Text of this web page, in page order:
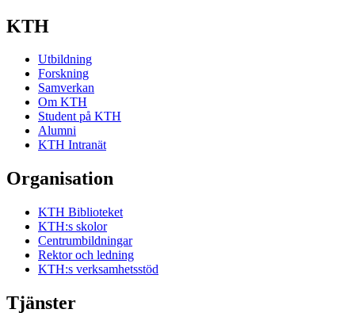
KTH
Utbildning
Forskning
Samverkan
Om KTH
Student på KTH
Alumni
KTH Intranät
Organisation
KTH Biblioteket
KTH:s skolor
Centrumbildningar
Rektor och ledning
KTH:s verksamhetsstöd
Tjänster